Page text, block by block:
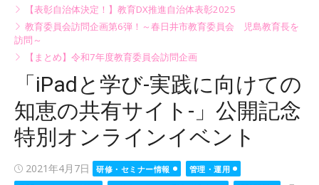
【表彰自治体決定！】教育DX推進自治体表彰2025
教育委員会訪問企画第6弾！～春日井市教育委員会 児島教育長を
訪問～
【まとめ】令和7年度教育委員会訪問企画
「iPadと学び-実践に向けての
知恵の共有サイト-」公開記念
特別オンラインイベント
Posted
on
2021年4月7日 研修・セミナー情報
管理・運用